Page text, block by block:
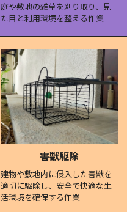
庭や敷地の雑草を刈り取り、見
た目と利用環境を整える作業
害獣駆除
建物や敷地内に侵入した害獣を
適切に駆除し、安全で快適な生
活環境を確保する作業